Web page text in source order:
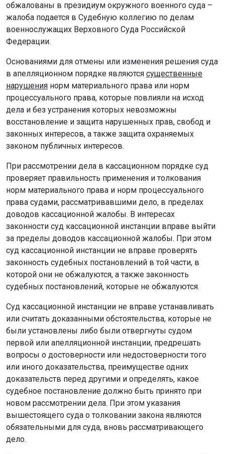
обжалованы в президиум окружного военного суда –
жалоба подается в Судебную коллегию по делам
военнослужащих Верховного Суда Российской
Федерации.
Основаниями для отмены или изменения решения суда
в апелляционном порядке являются существенные
нарушения норм материального права или норм
процессуального права, которые повлияли на исход
дела и без устранения которых невозможны
восстановление и защита нарушенных прав, свобод и
законных интересов, а также защита охраняемых
законом публичных интересов.
При рассмотрении дела в кассационном порядке суд
проверяет правильность применения и толкования
норм материального права и норм процессуального
права судами, рассматривавшими дело, в пределах
доводов кассационной жалобы. В интересах
законности суд кассационной инстанции вправе выйти
за пределы доводов кассационной жалобы. При этом
суд кассационной инстанции не вправе проверять
законность судебных постановлений в той части, в
которой они не обжалуются, а также законность
судебных постановлений, которые не обжалуются.
Суд кассационной инстанции не вправе устанавливать
или считать доказанными обстоятельства, которые не
были установлены либо были отвергнуты судом
первой или апелляционной инстанции, предрешать
вопросы о достоверности или недостоверности того
или иного доказательства, преимуществе одних
доказательств перед другими и определять, какое
судебное постановление должно быть принято при
новом рассмотрении дела. При этом указания
вышестоящего суда о толковании закона являются
обязательными для суда, вновь рассматривающего
дело.